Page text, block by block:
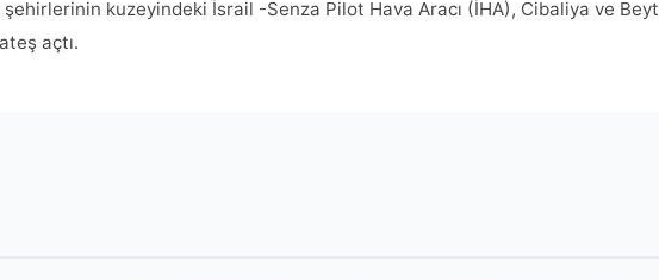
şehirlerinin kuzeyindeki İsrail -Senza Pilot Hava Aracı (İHA), Cibaliya ve Beyt
açtı.